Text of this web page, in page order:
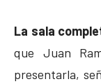
La sala
que Juan
presentarla,